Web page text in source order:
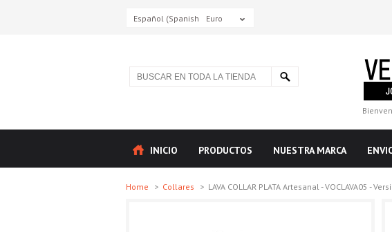
Español (Spanish) Euro
INICIO PRODUCTOS NUESTRA MARCA
Home > Collares > LAVA COLLAR PLATA Artesanal - VOCLAVA05 -